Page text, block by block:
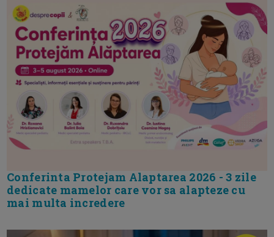
Conferinta Protejam Alaptarea 2026 - 3 zile
dedicate mamelor care vor sa alapteze cu
mai multa incredere